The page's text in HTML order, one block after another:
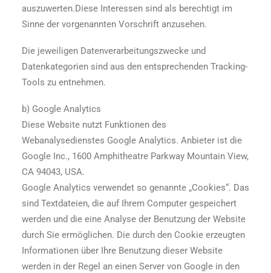
auszuwerten.Diese Interessen sind als berechtigt im
Sinne der vorgenannten Vorschrift anzusehen.
Die jeweiligen Datenverarbeitungszwecke und
Datenkategorien sind aus den entsprechenden Tracking-
Tools zu entnehmen.
b) Google Analytics
Diese Website nutzt Funktionen des
Webanalysedienstes Google Analytics. Anbieter ist die
Google Inc., 1600 Amphitheatre Parkway Mountain View,
CA 94043, USA.
Google Analytics verwendet so genannte „Cookies“. Das
sind Textdateien, die auf Ihrem Computer gespeichert
werden und die eine Analyse der Benutzung der Website
durch Sie ermöglichen. Die durch den Cookie erzeugten
Informationen über Ihre Benutzung dieser Website
werden in der Regel an einen Server von Google in den